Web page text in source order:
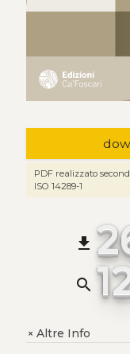
PDF realizzato
ISO 14289-1
file_download
search
+Altre Info